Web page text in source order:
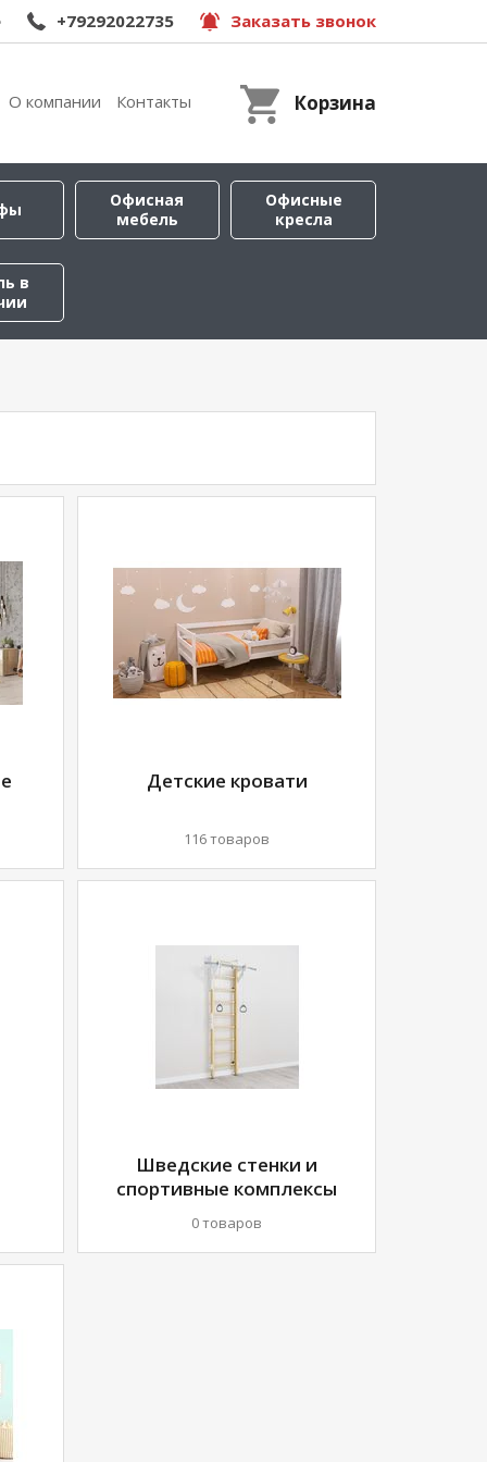
+79292022735 Заказать звонок
О компании Контакты Корзина
Офисная
мебель
Офисные
кресла
в
Детские кровати
116 товаров
Шведские стенки и
спортивные комплексы
0 товаров